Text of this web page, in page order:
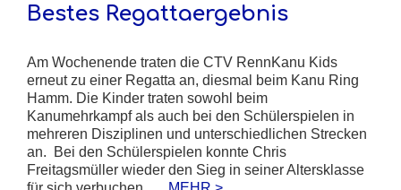
Bestes Regattaergebnis
Am Wochenende traten die CTV RennKanu Kids
erneut zu einer Regatta an, diesmal beim Kanu Ring
Hamm. Die Kinder traten sowohl beim
Kanumehrkampf als auch bei den Schülerspielen in
mehreren Disziplinen und unterschiedlichen Strecken
an. Bei den Schülerspielen konnte Chris
Freitagsmüller wieder den Sieg in seiner Altersklasse